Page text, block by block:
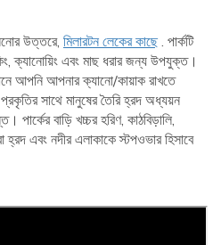
উত্তরে, মিলারটন লেকের কাছে. পার্কটি
ক্যানোয়িং এবং মাছ ধরার জন্য উপযুক্ত।
আপনি আপনার ক্যানো/কায়াক রাখতে
সাথে মানুষের তৈরি হ্রদ অধ্যয়ন
পার্কের বাড়ি খচ্চর হরিণ, কাঠবিড়ালি,
হ্রদ এবং নদীর এলাকাকে স্টপওভার হিসাবে